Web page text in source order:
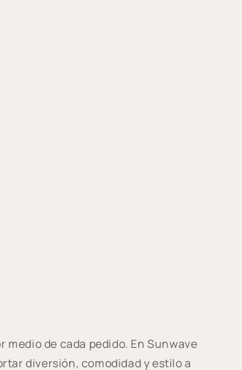
de cada pedido. En Sunwave
diversión, comodidad y estilo a